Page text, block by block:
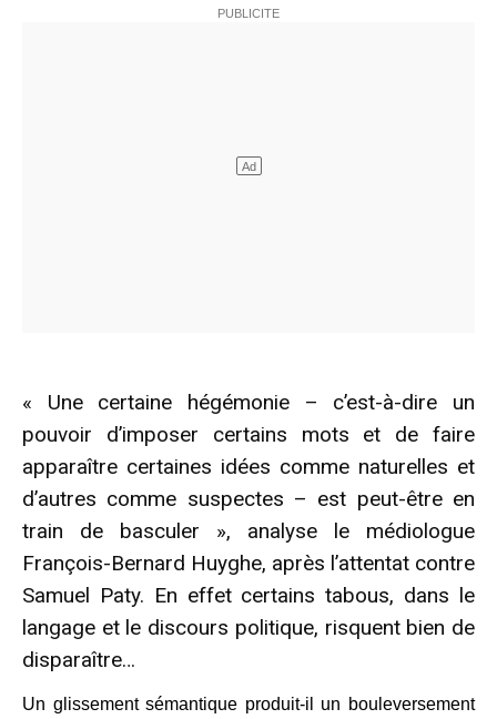
« Une certaine hégémonie – c’est-à-dire un
pouvoir d’imposer certains mots et de faire
apparaître certaines idées comme naturelles et
d’autres comme suspectes – est peut-être en
train de basculer », analyse le médiologue
François-Bernard Huyghe, après l’attentat contre
Samuel Paty. En effet certains tabous, dans le
langage et le discours politique, risquent bien de
disparaître…
Un glissement sémantique produit-il un bouleversement